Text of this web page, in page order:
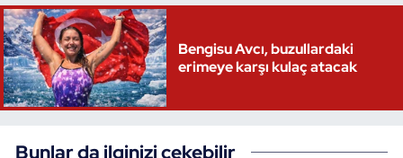
Bengisu Avcı, buzullardaki
erimeye karşı kulaç atacak
Bunlar da ilginizi çekebilir